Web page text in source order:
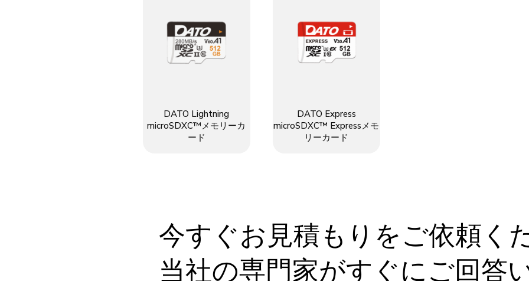
DATO Lightning
microSDXC™メモリーカ
ード
DATO Express
microSDXC™ Expressメモ
リーカード
今すぐお見積もりをご依頼く
当社の専門家がすぐにご回答